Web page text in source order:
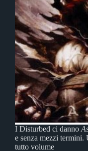
I Disturbed ci danno
e senza mezzi termini.
tutto volume